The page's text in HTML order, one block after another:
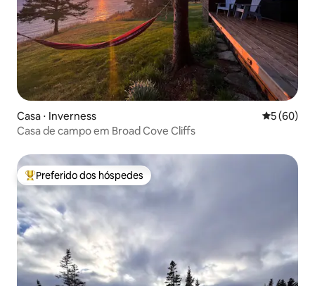
Casa ⋅ Inverness 5 de uma
5 (60)
Casa de campo em Broad Cove Cliffs
Entre os melhores preferidos dos hóspedes
Preferido dos hóspedes